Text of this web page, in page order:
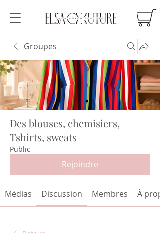
Groupes
Des blouses, chemisiers,
Tshirts, sweats
Public
Rejoindre
Médias Discussion Membres À